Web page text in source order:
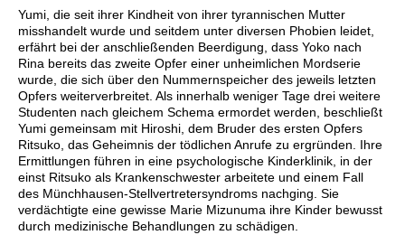
Yumi, die seit ihrer Kindheit von ihrer tyrannischen Mutter
misshandelt wurde und seitdem unter diversen Phobien leidet,
erfährt bei der anschließenden Beerdigung, dass Yoko nach
Rina bereits das zweite Opfer einer unheimlichen Mordserie
wurde, die sich über den Nummernspeicher des jeweils letzten
Opfers weiterverbreitet. Als innerhalb weniger Tage drei weitere
Studenten nach gleichem Schema ermordet werden, beschließt
Yumi gemeinsam mit Hiroshi, dem Bruder des ersten Opfers
Ritsuko, das Geheimnis der tödlichen Anrufe zu ergründen. Ihre
Ermittlungen führen in eine psychologische Kinderklinik, in der
einst Ritsuko als Krankenschwester arbeitete und einem Fall
des Münchhausen-Stellvertretersyndroms nachging. Sie
verdächtigte eine gewisse Marie Mizunuma ihre Kinder bewusst
durch medizinische Behandlungen zu schädigen.